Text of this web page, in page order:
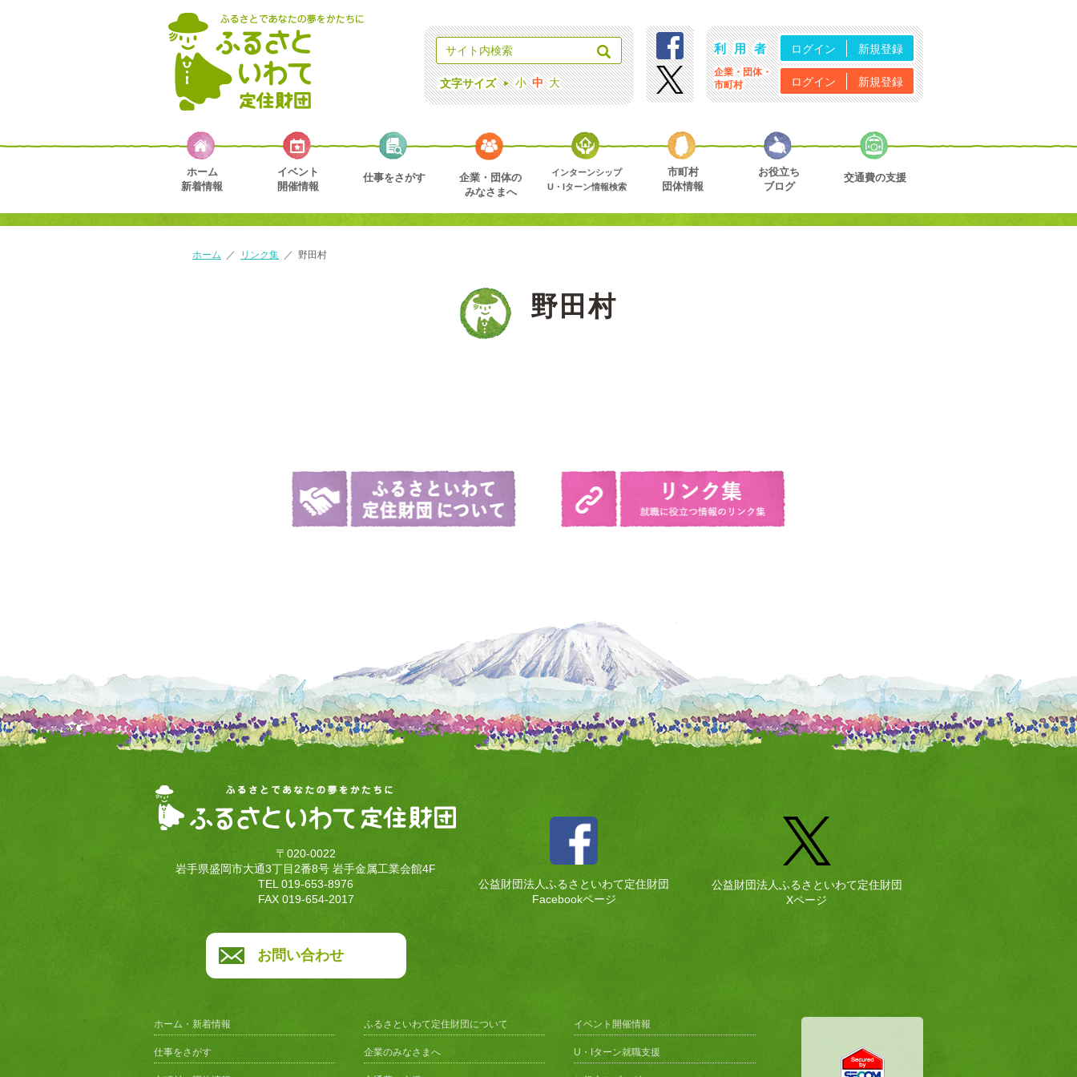
利用者 ログイン 新規登録
企業・団体・
市町村
ログイン 新規登録
文字サイズ 小 中 大
ホーム
新着情報
イベント
開催情報
仕事をさがす
企業・団体の
みなさまへ
インターンシップ
U・Iターン情報検索
市町村
団体情報
お役立ち
ブログ
交通費の支援
ホーム ／ リンク集 ／ 野田村
野田村
〒020-0022
岩手県盛岡市大通3丁目2番8号 岩手金属工業会館4F
TEL 019-653-8976
FAX 019-654-2017
お問い合わせ
公益財団法人ふるさといわて定住財団
Facebookページ
公益財団法人ふるさといわて定住財団
Xページ
ホーム・新着情報 ふるさといわて定住財団について イベント開催情報
仕事をさがす 企業のみなさまへ U・Iターン就職支援